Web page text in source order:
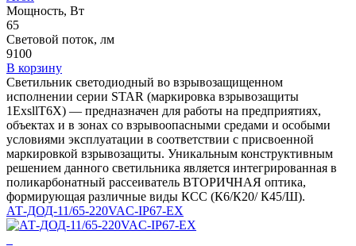
Мощность, Вт
65
Световой поток, лм
9100
В корзину
Светильник светодиодный во взрывозащищенном
исполнении серии STAR (маркировка взрывозащиты
1ЕхsllT6X) — предназначен для работы на предприятиях,
объектах и в зонах со взрывоопасными средами и особыми
условиями эксплуатации в соответствии с присвоенной
маркировкой взрывозащиты. Уникальным конструктивным
решением данного светильника является интегрированная в
поликарбонатный рассеиватель ВТОРИЧНАЯ оптика,
формирующая различные виды КСС (К6/К20/ К45/Ш).
АТ-ДОД-11/65-220VAC-IP67-EX